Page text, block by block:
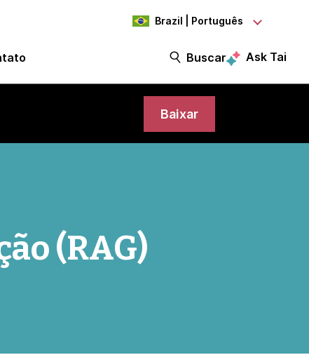
Brazil | Português
Buscar Ask Tai
Baixar
(RAG)